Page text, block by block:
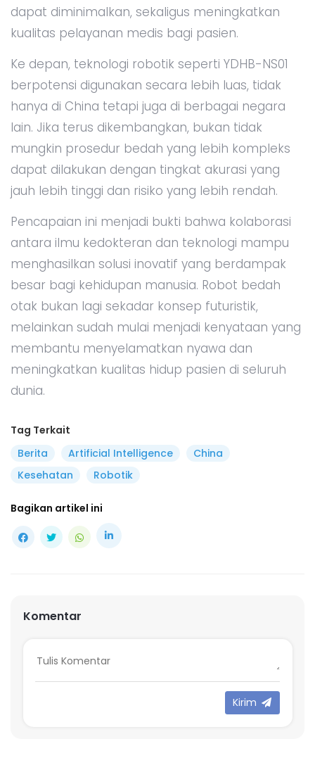
dapat diminimalkan, sekaligus meningkatkan
kualitas pelayanan medis bagi pasien.
Ke depan, teknologi robotik seperti YDHB-NS01
berpotensi digunakan secara lebih luas, tidak
hanya di China tetapi juga di berbagai negara
lain. Jika terus dikembangkan, bukan tidak
mungkin prosedur bedah yang lebih kompleks
dapat dilakukan dengan tingkat akurasi yang
jauh lebih tinggi dan risiko yang lebih rendah.
Pencapaian ini menjadi bukti bahwa kolaborasi
antara ilmu kedokteran dan teknologi mampu
menghasilkan solusi inovatif yang berdampak
besar bagi kehidupan manusia. Robot bedah
otak bukan lagi sekadar konsep futuristik,
melainkan sudah mulai menjadi kenyataan yang
membantu menyelamatkan nyawa dan
meningkatkan kualitas hidup pasien di seluruh
dunia.
Tag Terkait
Berita
Artificial Intelligence
China
Kesehatan
Robotik
Bagikan artikel ini
Komentar
Kirim